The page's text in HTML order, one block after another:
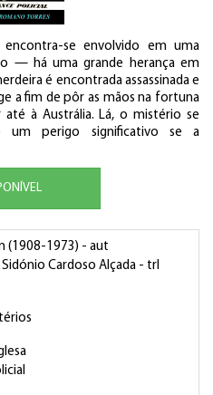
encontra-se envolvido em uma
— há uma grande herança em
é encontrada assassinada e
a fim de pôr as mãos na fortuna
até à Austrália. Lá, o mistério se
um perigo significativo se a
(1908-1973) - aut
Sidónio Cardoso Alçada - trl